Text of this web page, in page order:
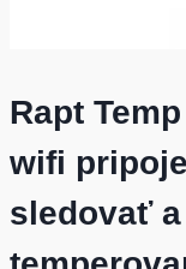
Rapt
wifi
sledovať